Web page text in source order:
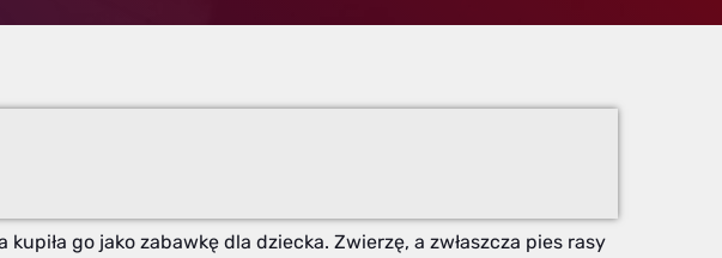
go jako zabawkę dla dziecka. Zwierzę, a zwłaszcza pies rasy